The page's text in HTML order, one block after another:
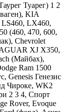
Туарег) 1 2
KIA
LX460,
(460, 470, 600,
Сhevrolet
XJ X350,
(Майбах),
Ram 1500
Genesis Генезис
Чироке, WK2
2 3 4, Спорт
Rover, Evoque